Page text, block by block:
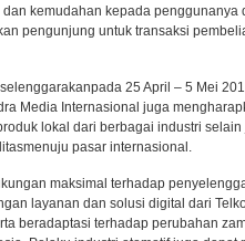
kemudahan kepada penggunanya
pengunjung untuk transaksi
25 April – 5 Mei
Media Internasional juga
lokal dari berbagai industri
pasar internasional.
maksimal terhadap
layanan dan solusi digital dari
beradaptasi terhadap perubahan